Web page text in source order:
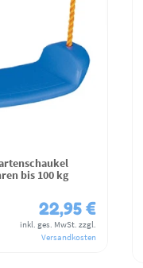
bis 100 kg
22,95 €
inkl. ges. MwSt. zzgl.
Versandkosten